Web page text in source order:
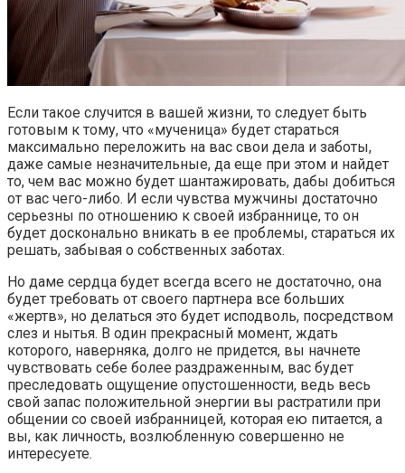
Если такое случится в вашей жизни, то следует быть
готовым к тому, что «мученица» будет стараться
максимально переложить на вас свои дела и заботы,
даже самые незначительные, да еще при этом и найдет
то, чем вас можно будет шантажировать, дабы добиться
от вас чего-либо. И если чувства мужчины достаточно
серьезны по отношению к своей избраннице, то он
будет досконально вникать в ее проблемы, стараться их
решать, забывая о собственных заботах.
Но даме сердца будет всегда всего не достаточно, она
будет требовать от своего партнера все больших
«жертв», но делаться это будет исподволь, посредством
слез и нытья. В один прекрасный момент, ждать
которого, наверняка, долго не придется, вы начнете
чувствовать себе более раздраженным, вас будет
преследовать ощущение опустошенности, ведь весь
свой запас положительной энергии вы растратили при
общении со своей избранницей, которая ею питается, а
вы, как личность, возлюбленную совершенно не
интересуете.